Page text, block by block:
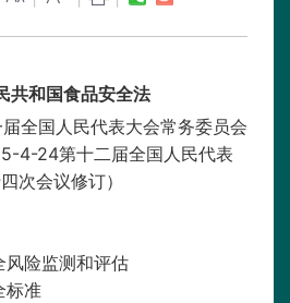
共和国食品安全法
全国人民代表大会常务委员会
4-24第十二届全国人民代表
次会议修订）
风险监测和评估
标准